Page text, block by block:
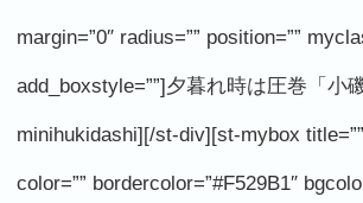
margin=”0″ radius=”” position=””
add_boxstyle=””]夕暮れ時は圧巻「小
minihukidashi][/st-div][st-mybox
color=”” bordercolor=”#F529B1″